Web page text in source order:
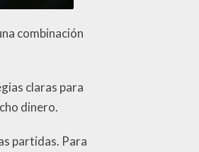
combinación
claras para
dinero.
partidas. Para